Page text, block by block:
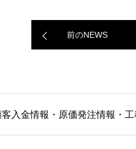
前のNEWS
入金情報・原価発注情報・